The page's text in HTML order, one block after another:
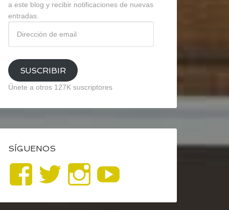
a este blog y recibir notificaciones de nuevas
entradas.
email
SUSCRIBIR
Únete a otros 127K suscriptores
SÍGUENOS
Ver
perfil
Ver
perfil
Ver
perfil